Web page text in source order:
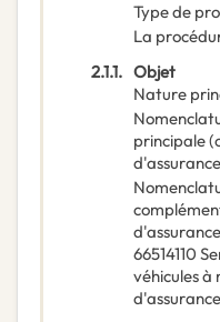
Type de
La
2.1.1. Objet
Nature
principale(
d'assurance
66514110
véhicules à